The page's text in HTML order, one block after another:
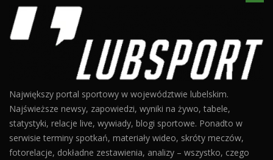
Największy portal sportowy w województwie lubelskim.
Najświeższe newsy, zapowiedzi, wyniki na żywo, tabele,
statystyki, relacje live, wywiady, blogi sportowe. Ponadto w
serwisie terminy spotkań, materiały wideo, skróty meczów,
fotorelacje, dokładne zestawienia, analizy – wszystko, czego